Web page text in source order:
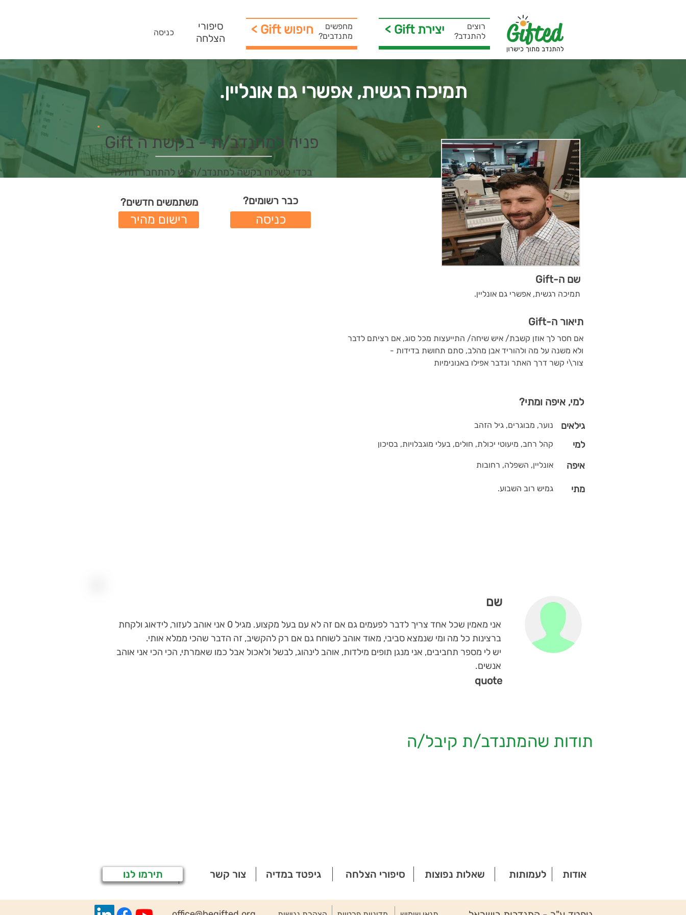
כניסה
סיפורי
הצלחה
מחפשים
מתנדבים? < Gift חיפוש < Gift יצירת
רוצים
להתנדב?
תמיכה רגשית, אפשרי גם אונליין.
שם ה-Gift
תמיכה רגשית, אפשרי גם אונליין.
תיאור ה-Gift
אם חסר לך אוזן קשבת/ איש שיחה/ התייעצות מכל סוג, אם רציתם לדבר
ולא משנה על מה ולהוריד אבן מהלב, סתם תחושת בדידות -
צור\י קשר דרך האתר ונדבר אפילו באנונימיות
למי, איפה ומתי?
נוער, מבוגרים, גיל הזהב גילאים
קהל רחב, מיעוטי יכולת, חולים, בעלי מוגבלויות, בסיכון למי
אונליין, השפלה, רחובות איפה
גמיש רוב השבוע. מתי
פניה למתנדב/ת - בקשת ה Gift
בכדי לשלוח בקשה למתנדב/ת יש להתחבר תחילה
משתמשים חדשים?
רישום מהיר
כבר רשומים?
כניסה
שם
אני מאמין שכל אחד צריך לדבר לפעמים גם אם זה לא עם בעל מקצוע. מגיל 0 אני אוהב לעזור, לידאוג ולקחת
ברצינות כל מה ומי שנמצא סביבי, מאוד אוהב לשוחח גם אם רק להקשיב, זה הדבר שהכי ממלא אותי.
יש לי מספר תחביבים, אני מנגן תופים מילדות, אוהב לינהוג, לבשל ולאכול אבל כמו שאמרתי, הכי הכי אני אוהב
אנשים.
quote
תודות שהמתנדב/ת קיבל/ה
תירמו לנו צור קשר גיפטד במדיה סיפורי הצלחה שאלות נפוצות לעמותות אודות